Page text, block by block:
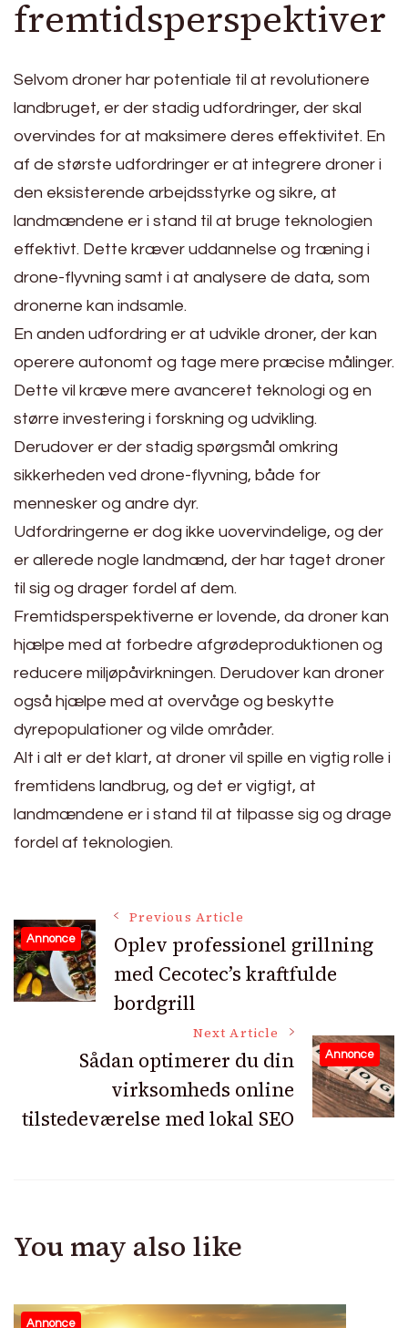
fremtidsperspektiver
Selvom droner har potentiale til at revolutionere
landbruget, er der stadig udfordringer, der skal
overvindes for at maksimere deres effektivitet. En
af de største udfordringer er at integrere droner i
den eksisterende arbejdsstyrke og sikre, at
landmændene er i stand til at bruge teknologien
effektivt. Dette kræver uddannelse og træning i
drone-flyvning samt i at analysere de data, som
dronerne kan indsamle.
En anden udfordring er at udvikle droner, der kan
operere autonomt og tage mere præcise målinger.
Dette vil kræve mere avanceret teknologi og en
større investering i forskning og udvikling.
Derudover er der stadig spørgsmål omkring
sikkerheden ved drone-flyvning, både for
mennesker og andre dyr.
Udfordringerne er dog ikke uovervindelige, og der
er allerede nogle landmænd, der har taget droner
til sig og drager fordel af dem.
Fremtidsperspektiverne er lovende, da droner kan
hjælpe med at forbedre afgrødeproduktionen og
reducere miljøpåvirkningen. Derudover kan droner
også hjælpe med at overvåge og beskytte
dyrepopulationer og vilde områder.
Alt i alt er det klart, at droner vil spille en vigtig rolle i
fremtidens landbrug, og det er vigtigt, at
landmændene er i stand til at tilpasse sig og drage
fordel af teknologien.
Post
Navigation
Annonce
Previous Article
Oplev professionel grillning
med Cecotec’s kraftfulde
bordgrill
Annonce
Next Article
Sådan optimerer du din
virksomheds online
tilstedeværelse med lokal SEO
You may also like
Annonce